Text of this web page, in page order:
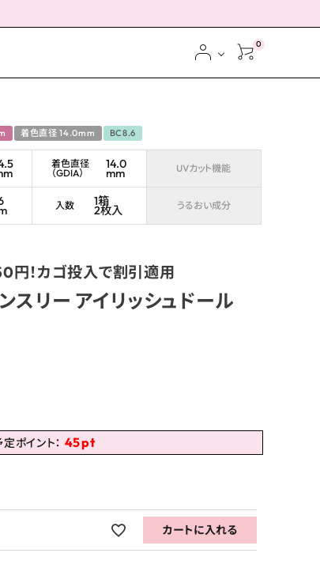
0
着色直径 14.0mm BC8.6
着色直径
（GDIA）
14.0
mm UVカット機能
入数 1箱
2枚入 うるおい成分
円！カゴ投入で割引適用
スリー アイリッシュドール
ポイント： 45pt
カートに入れる